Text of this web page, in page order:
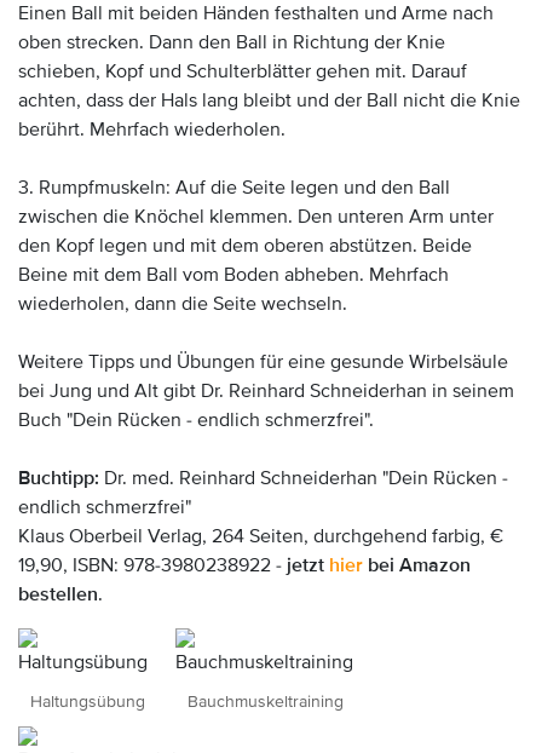
Einen Ball mit beiden Händen festhalten und Arme nach
oben strecken. Dann den Ball in Richtung der Knie
schieben, Kopf und Schulterblätter gehen mit. Darauf
achten, dass der Hals lang bleibt und der Ball nicht die Knie
berührt. Mehrfach wiederholen.
3. Rumpfmuskeln: Auf die Seite legen und den Ball
zwischen die Knöchel klemmen. Den unteren Arm unter
den Kopf legen und mit dem oberen abstützen. Beide
Beine mit dem Ball vom Boden abheben. Mehrfach
wiederholen, dann die Seite wechseln.
Weitere Tipps und Übungen für eine gesunde Wirbelsäule
bei Jung und Alt gibt Dr. Reinhard Schneiderhan in seinem
Buch "Dein Rücken - endlich schmerzfrei".
Buchtipp: Dr. med. Reinhard Schneiderhan "Dein Rücken -
endlich schmerzfrei"
Klaus Oberbeil Verlag, 264 Seiten, durchgehend farbig, €
19,90, ISBN: 978-3980238922 - jetzt hier bei Amazon
bestellen.
Haltungsübung Bauchmuskeltraining